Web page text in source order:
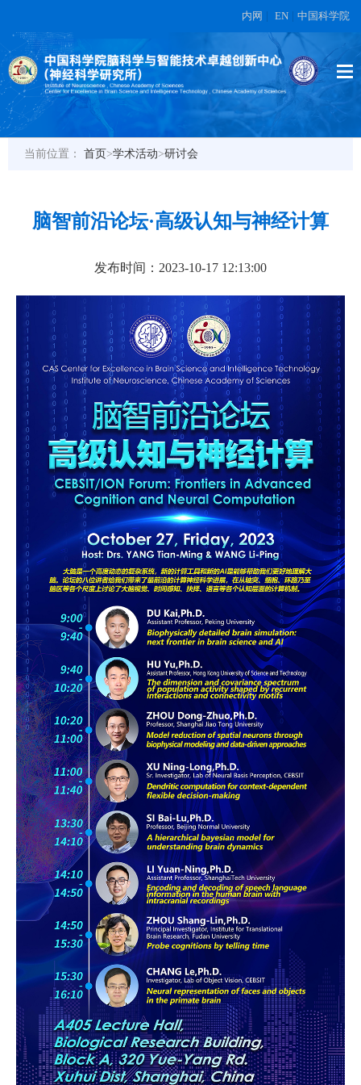
内网 EN 中国科学院
当前位置： 首页>学术活动>研讨会
脑智前沿论坛·高级认知与神经计算
发布时间：2023-10-17 12:13:00